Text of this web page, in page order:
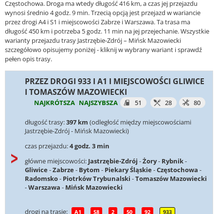
Częstochowa. Droga ma wtedy długość 416 km, a czas jej przejazdu
wynosi średnio 4 godz. 9 min. Trzecią opcją jest przejazd w wariancie
przez drogi A4 i S1 i miejscowości Zabrze i Warszawa. Ta trasa ma
długość 450 km i potrzeba 5 godz. 11 min na jej przejechanie. Wszystkie
warianty przejazdu trasy Jastrzębie-Zdrój – Mińsk Mazowiecki
szczegółowo opisujemy poniżej - kliknij w wybrany wariant i sprawdź
pełen opis trasy.
PRZEZ DROGI 933 I A1 I MIEJSCOWOŚCI GLIWICE
I TOMASZÓW MAZOWIECKI
NAJKRÓTSZA NAJSZYBSZA 51 28 80
długość trasy:397 km (odległość między miejscowościami
Jastrzębie-Zdrój - Mińsk Mazowiecki)
czas przejazdu:4 godz. 3 min
główne miejscowości: Jastrzębie-Zdrój -Żory- Rybnik-
Gliwice -Zabrze - Bytom - Piekary Śląskie -Częstochowa -
Radomsko- Piotrków Trybunalski -Tomaszów Mazowiecki
-Warszawa - Mińsk Mazowiecki
drogi na trasie: A1 S8 2 50 92 933